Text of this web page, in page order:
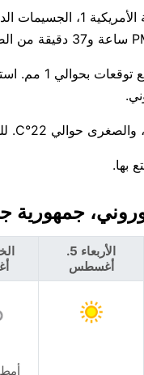
هناك احتمال
بها.
الأربعاء 5.
أغسطس